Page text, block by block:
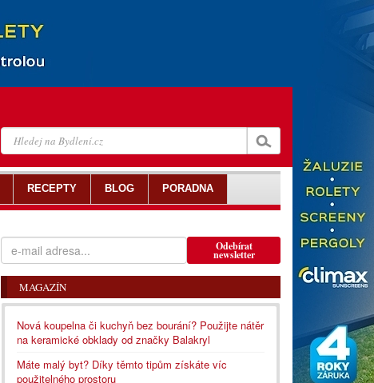
Odebírat
newsletter
MAGAZÍN
Nová koupelna či kuchyň bez bourání? Použijte nátěr
na keramické obklady od značky Balakryl
Máte malý byt? Díky těmto tipům získáte víc
použitelného prostoru
RECEPTY BLOG PORADNA